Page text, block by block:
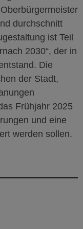
durchschnitt
ist Teil
2030“, der in
Die
der Stadt,
Frühjahr 2025
und eine
werden sollen.